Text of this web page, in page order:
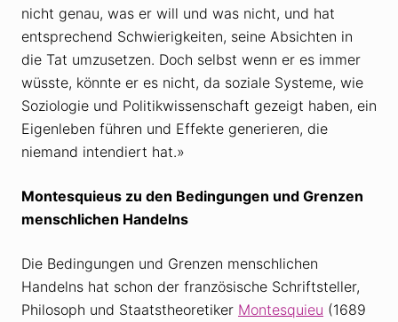
nicht genau, was er will und was nicht, und hat
entsprechend Schwierigkeiten, seine Absichten in
die Tat umzusetzen. Doch selbst wenn er es immer
wüsste, könnte er es nicht, da soziale Systeme, wie
Soziologie und Politikwissenschaft gezeigt haben, ein
Eigenleben führen und Effekte generieren, die
niemand intendiert hat.»
Montesquieus zu den Bedingungen und Grenzen
menschlichen Handelns
Die Bedingungen und Grenzen menschlichen
Handelns hat schon der französische Schriftsteller,
Philosoph und Staatstheoretiker Montesquieu (1689